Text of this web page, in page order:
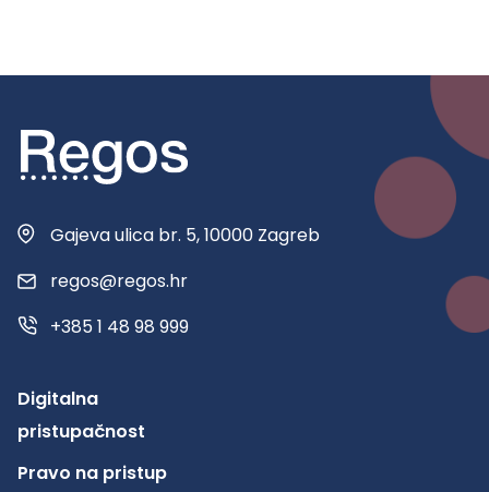
Gajeva ulica br. 5, 10000 Zagreb
regos@regos.hr
+385 1 48 98 999
Digitalna
pristupačnost
Pravo na pristup